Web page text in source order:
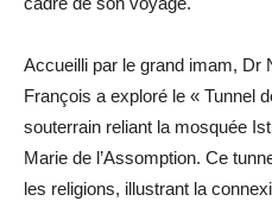
Accueilli par le grand imam, Dr
François a exploré le « Tunnel
souterrain reliant la mosquée
Marie de l’Assomption. Ce
les religions, illustrant la